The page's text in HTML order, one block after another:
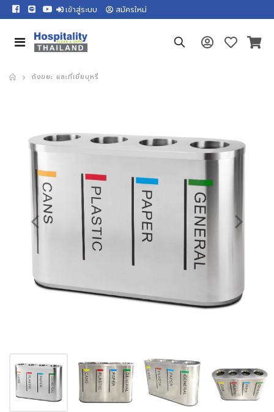
เข้าสู่ระบบ สมัครใหม่
ถังขยะ และที่เขี่ยบุหรี่